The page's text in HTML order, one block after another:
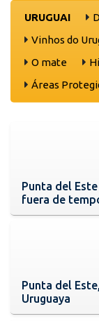
URUGUAI
Vinhos do
O mate
Áreas
Punta del
fuera de
Punta del
Uruguaya